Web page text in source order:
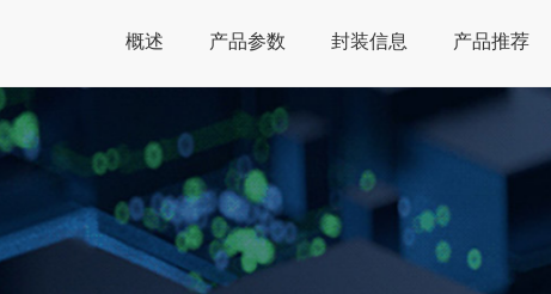
概述 产品参数 封装信息 产品推荐